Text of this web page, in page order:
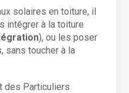
solaires en toiture, il
intégrer à la toiture
), ou les poser
sans toucher à la
des Particuliers